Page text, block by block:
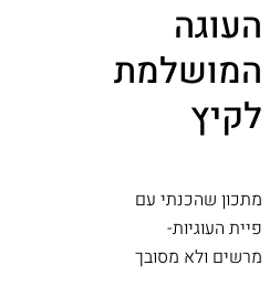
העוגה
המושלמת
לקיץ
מתכון שהכנתי עם
פיית העוגיות-
מרשים ולא מסובך